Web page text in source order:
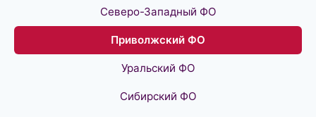
Северо-Западный ФО
Приволжский ФО
Уральский ФО
Сибирский ФО